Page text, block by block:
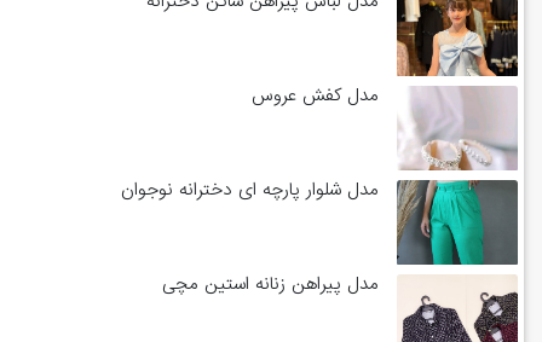
مدل کفش عروس
مدل شلوار پارچه ای دخترانه نوجوان
مدل پیراهن زنانه استین مچی